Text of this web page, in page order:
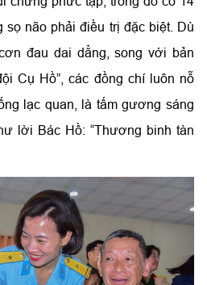
não phải điều trị đặc biệt. Dù
đau dai dẳng, song với bản
Cụ Hồ”, các đồng chí luôn nỗ
lạc quan, là tấm gương sáng
lời Bác Hồ: “Thương binh tàn